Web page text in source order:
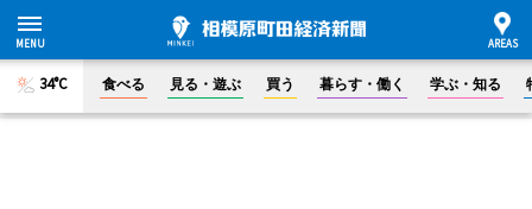
34°C 食べる 見る・遊ぶ 買う 暮らす・働く 学ぶ・知る